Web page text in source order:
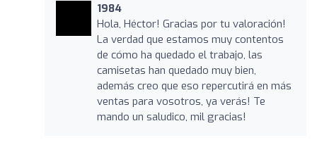
1984
Hola, Héctor! Gracias por tu valoración!
La verdad que estamos muy contentos
de cómo ha quedado el trabajo, las
camisetas han quedado muy bien,
además creo que eso repercutirá en más
ventas para vosotros, ya verás! Te
mando un saludico, mil gracias!